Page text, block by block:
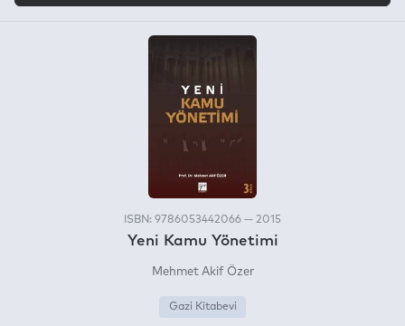
ISBN: 9786053442066 — 2015
Yeni Kamu Yönetimi
Mehmet Akif Özer
Gazi Kitabevi